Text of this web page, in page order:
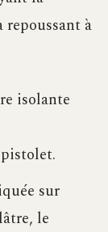
à
isolante
sur
le